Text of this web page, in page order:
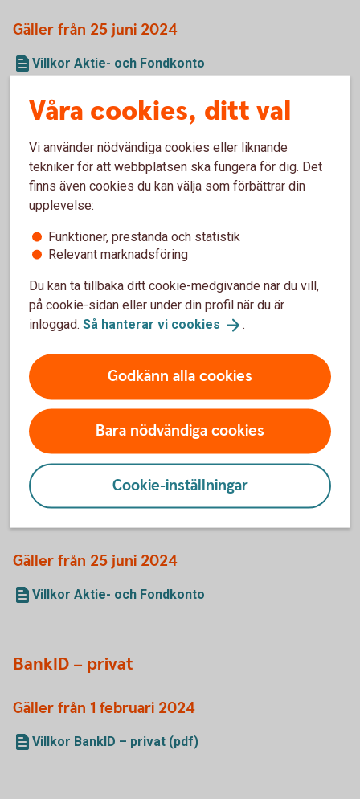
Gäller från 25 juni 2024
Villkor Aktie- och Fondkonto
Gäller från 24 juni 2024
Villkor Investeringssparkonto (ISK)
Villkor för Investeringssparkonto (ISK) Fond (pdf)
Villkor Aktie- och Fondkonto (pdf)
IPS
Gäller från 24 juni 2024
Villkor Pensionssparkonto (IPS)
Villkor Pensionssparkonto (IPS) Fond
Villkor Aktie- och Fondkonto
Gäller från 25 juni 2024
Villkor Aktie- och Fondkonto
BankID – privat
Gäller från 1 februari 2024
Villkor BankID – privat (pdf)
Våra cookies, ditt val
Vi använder nödvändiga cookies eller liknande
tekniker för att webbplatsen ska fungera för dig. Det
finns även cookies du kan välja som förbättrar din
upplevelse:
Funktioner, prestanda och statistik
Relevant marknadsföring
Du kan ta tillbaka ditt cookie-medgivande när du vill,
på cookie-sidan eller under din profil när du är
inloggad. Så hanterar vi cookies .
Godkänn alla cookies
Bara nödvändiga cookies
Cookie-inställningar